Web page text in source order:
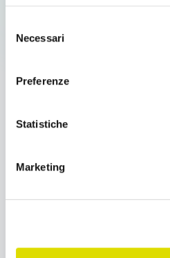
all'informativa:
https://
delNecessari
Preferenze
Statistiche
Marketing